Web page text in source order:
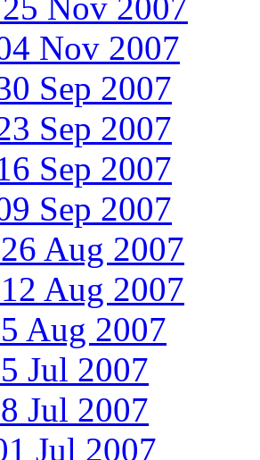
Nov 2007
Sep 2007
Sep 2007
Sep 2007
Sep 2007
Aug 2007
Aug 2007
Aug 2007
Jul 2007
Jul 2007
Jul 2007